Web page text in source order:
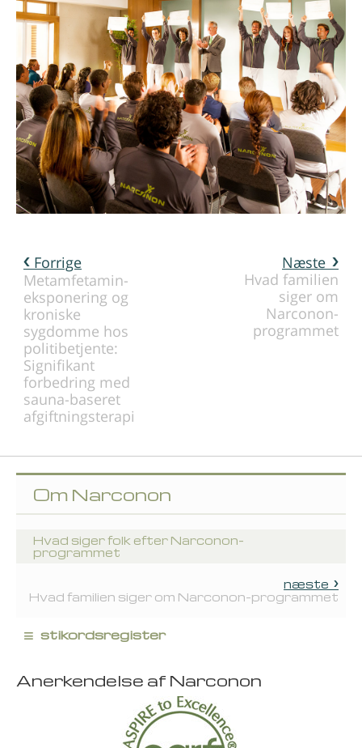
Næste
Hvad familien
siger om
Narconon-
programmet
Forrige
Metamfetamin-
eksponering og
kroniske
sygdomme hos
politibetjente:
Signifikant
forbedring med
sauna-baseret
afgiftningsterapi
Om Narconon
Hvad siger folk efter Narconon-
programmet
næste
Hvad familien siger om Narconon-programmet
≡ stikordsregister
Anerkendelse af Narconon